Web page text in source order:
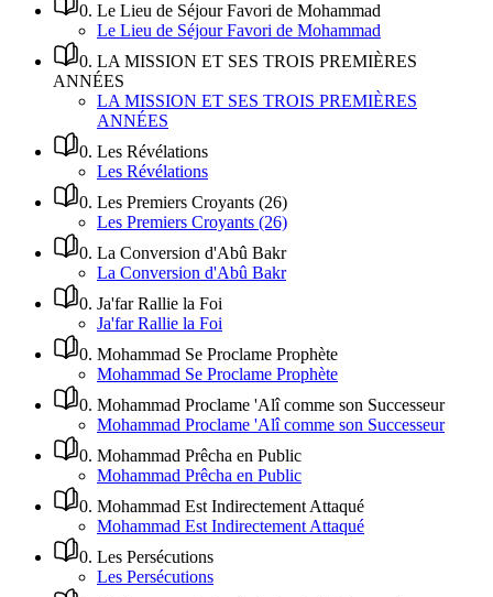
0. Le Lieu de Séjour Favori de Mohammad
Le Lieu de Séjour Favori de Mohammad
0. LA MISSION ET SES TROIS PREMIÈRES
ANNÉES
LA MISSION ET SES TROIS PREMIÈRES
ANNÉES
0. Les Révélations
Les Révélations
0. Les Premiers Croyants (26)
Les Premiers Croyants (26)
0. La Conversion d'Abû Bakr
La Conversion d'Abû Bakr
0. Ja'far Rallie la Foi
Ja'far Rallie la Foi
0. Mohammad Se Proclame Prophète
Mohammad Se Proclame Prophète
0. Mohammad Proclame 'Alî comme son Successeur
Mohammad Proclame 'Alî comme son Successeur
0. Mohammad Prêcha en Public
Mohammad Prêcha en Public
0. Mohammad Est Indirectement Attaqué
Mohammad Est Indirectement Attaqué
0. Les Persécutions
Les Persécutions